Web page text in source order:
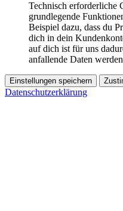
Technisch erforderliche
grundlegende
Beispiel dazu, dass du
dich in dein
auf dich ist für uns
anfallende Daten
Einstellungen speichern
Datenschutzerklärung